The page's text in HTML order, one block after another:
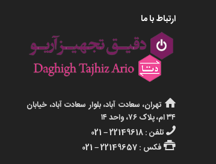
ارتباط با ما
تهران، سعادت آباد، بلوار سعادت آباد، خیابان
۳۴ ام، پلاک ۷۶، واحد ۱۴
تلفن : 22149618 – 021
فکس : 22149657 – 021